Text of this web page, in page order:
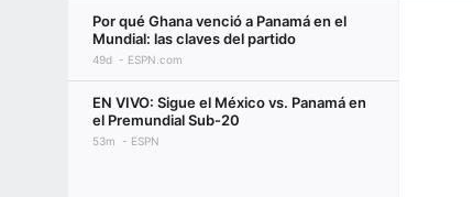
Por qué Ghana venció a Panamá en el
Mundial: las claves del partido
49d ESPN.com
EN VIVO: Sigue el México vs. Panamá en
el Premundial Sub-20
53m ESPN